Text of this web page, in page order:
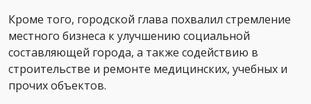
Кроме того, городской глава похвалил стремление
местного бизнеса к улучшению социальной
составляющей города, а также содействию в
строительстве и ремонте медицинских, учебных и
прочих объектов.